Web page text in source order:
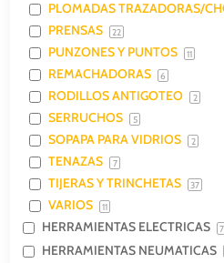
PLOMADAS TRAZADORAS/
PRENSAS 22
PUNZONES Y PUNTOS 11
REMACHADORAS 6
RODILLOS ANTIGOTEO 2
SERRUCHOS 5
SOPAPA PARA VIDRIOS 2
TENAZAS 7
TIJERAS Y TRINCHETAS 37
VARIOS 11
HERRAMIENTAS ELECTRICAS
HERRAMIENTAS NEUMATICAS